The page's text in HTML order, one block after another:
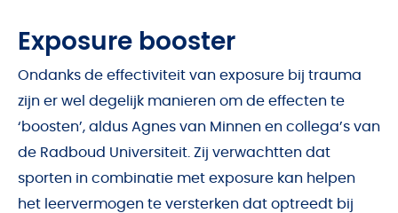
Exposure booster
Ondanks de effectiviteit van exposure bij trauma
zijn er wel degelijk manieren om de effecten te
‘boosten’, aldus Agnes van Minnen en collega’s van
de Radboud Universiteit. Zij verwachtten dat
sporten in combinatie met exposure kan helpen
het leervermogen te versterken dat optreedt bij